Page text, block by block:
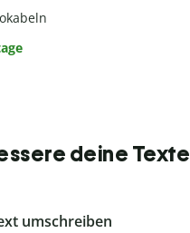
deine Texte
umschreiben